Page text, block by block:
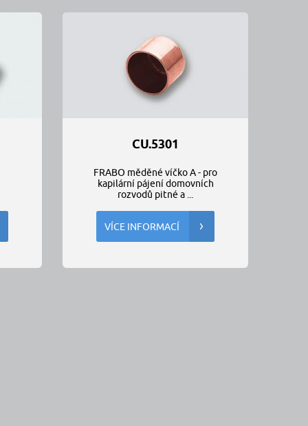
CU.5301
FRABO měděné víčko A - pro
kapilární pájení domovních
rozvodů pitné a ...
VÍCE INFORMACÍ